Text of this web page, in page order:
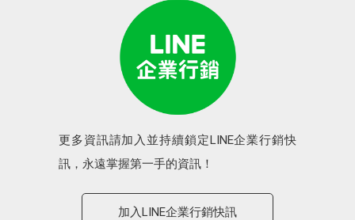
更多資訊請加入並持續鎖定LINE企業行銷快
訊，永遠掌握第一手的資訊！
加入LINE企業行銷快訊